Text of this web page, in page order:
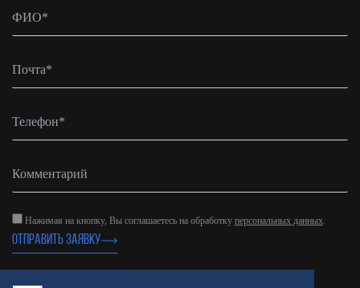
ОТПРАВИТЬ ЗАЯВКУ
Нажимая на кнопку, Вы соглашаетесь на обработку персональных данных.